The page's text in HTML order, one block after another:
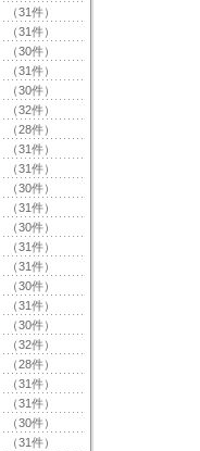
（31件）
（31件）
（30件）
（31件）
（30件）
（32件）
（28件）
（31件）
（31件）
（30件）
（31件）
（30件）
（31件）
（31件）
（30件）
（31件）
（30件）
（32件）
（28件）
（31件）
（31件）
（30件）
（31件）